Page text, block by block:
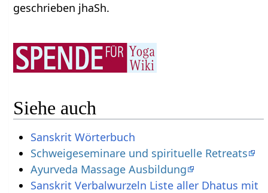
geschrieben jhaSh.
Siehe auch
Sanskrit Wörterbuch
Schweigeseminare und spirituelle Retreats
Ayurveda Massage Ausbildung
Sanskrit Verbalwurzeln Liste aller Dhatus mit